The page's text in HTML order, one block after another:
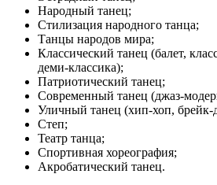
Народный танец;
Стилизация народного танца;
Танцы народов мира;
Классический танец (балет,
деми-классика);
Патриотический танец;
Современный танец (джаз-
Уличный танец (хип-хоп, брейк-
Степ;
Театр танца;
Спортивная хореография;
Акробатический танец.